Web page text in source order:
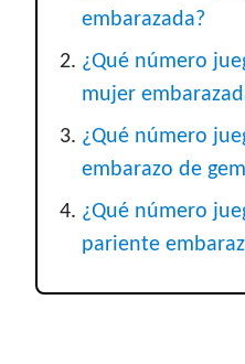
embarazada?
¿Qué número
mujer
¿Qué número
embarazo de
¿Qué número
pariente